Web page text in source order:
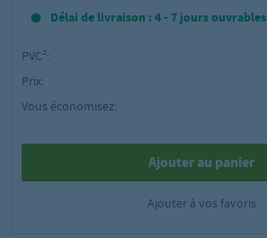
Délai de livraison : 4 - 7 jours ouvrables
PVC²:
Prix:
Vous économisez:
Ajouter au panier
Ajouter à vos favoris